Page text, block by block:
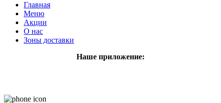
Главная
Меню
Акции
О нас
Зоны доставки
Наше приложение: